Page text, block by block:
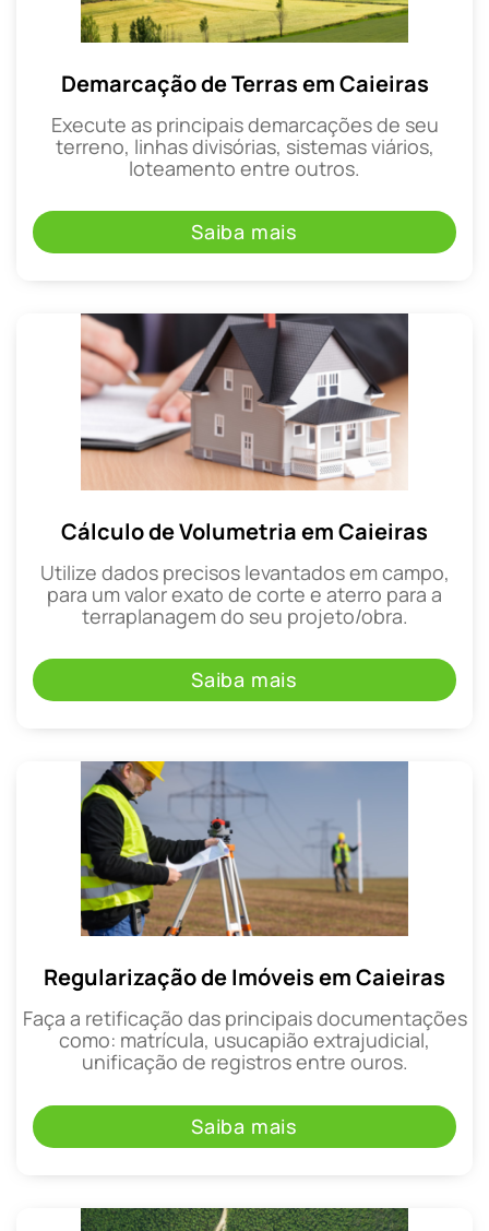
Demarcação de Terras em Caieiras
Execute as principais demarcações de seu
terreno, linhas divisórias, sistemas viários,
loteamento entre outros.
Saiba mais
Cálculo de Volumetria em Caieiras
Utilize dados precisos levantados em campo,
para um valor exato de corte e aterro para a
terraplanagem do seu projeto/obra.
Saiba mais
Regularização de Imóveis em Caieiras
Faça a retificação das principais documentações
como: matrícula, usucapião extrajudicial,
unificação de registros entre ouros.
Saiba mais